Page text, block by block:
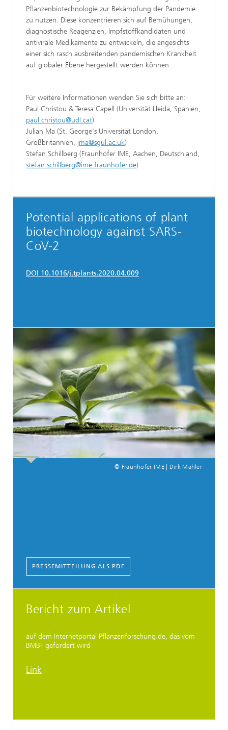
Pflanzenbiotechnologie zur Bekämpfung der Pandemie
zu nutzen. Diese konzentrieren sich auf Bemühungen,
diagnostische Reagenzien, Impfstoffkandidaten und
antivirale Medikamente zu entwickeln, die angesichts
einer sich rasch ausbreitenden pandemischen Krankheit
auf globaler Ebene hergestellt werden können.
Für weitere Informationen wenden Sie sich bitte an:
Paul Christou & Teresa Capell (Universität Lleida, Spanien,
paul.christou@udl.cat)
Julian Ma (St. George's Universität London,
Großbritannien, jma@sgul.ac.uk)
Stefan Schillberg (Fraunhofer IME, Aachen, Deutschland,
stefan.schillberg@ime.fraunhofer.de)
Potential applications of plant
biotechnology against SARS-
CoV-2
DOI 10.1016/j.tplants.2020.04.009
© Fraunhofer IME | Dirk Mahler
PRESSEMITTEILUNG ALS PDF
Bericht zum Artikel
auf dem Internetportal Pflanzenforschung.de, das vom
BMBF gefördert wird
Link